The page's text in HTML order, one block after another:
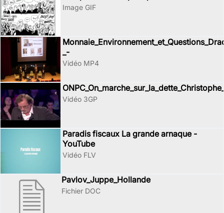
Image GIF
_-
Vidéo MP4
Vidéo 3GP
Paradis fiscaux La grande arnaque -
YouTube
Vidéo FLV
Pavlov_Juppe_Hollande
Fichier DOC